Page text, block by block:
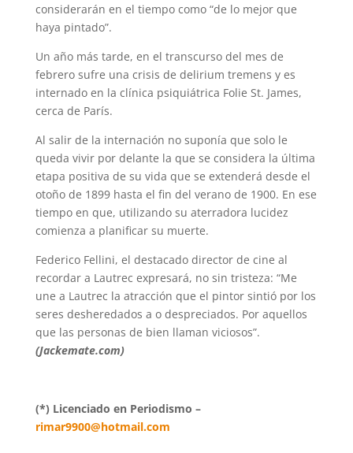
considerarán en el tiempo como “de lo mejor que
haya pintado”.
Un año más tarde, en el transcurso del mes de
febrero sufre una crisis de delirium tremens y es
internado en la clínica psiquiátrica Folie St. James,
cerca de París.
Al salir de la internación no suponía que solo le
queda vivir por delante la que se considera la última
etapa positiva de su vida que se extenderá desde el
otoño de 1899 hasta el fin del verano de 1900. En ese
tiempo en que, utilizando su aterradora lucidez
comienza a planificar su muerte.
Federico Fellini, el destacado director de cine al
recordar a Lautrec expresará, no sin tristeza: “Me
une a Lautrec la atracción que el pintor sintió por los
seres desheredados a o despreciados. Por aquellos
que las personas de bien llaman viciosos”.
(Jackemate.com)
(*) Licenciado en Periodismo –
rimar9900@hotmail.com